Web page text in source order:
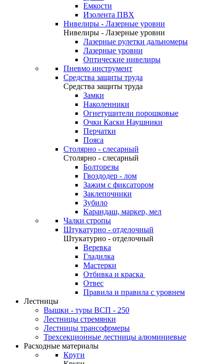
Емкости
Изолента ПВХ
Нивелиры - Лазерные уровни
Нивелиры - Лазерные уровни
Лазерные рулетки дальномеры
Лазерные уровни
Оптические нивелиры
Пневмо инструмент
Средства защиты труда
Средства защиты труда
Замки
Наколенники
Огнетушители порошковые
Очки Каски Наушники
Перчатки
Пояса
Столярно - слесарный
Столярно - слесарный
Болторезы
Гвоздодер - лом
Зажим с фиксатором
Заклепочники
Зубило
Карандаш, маркер, мел
Чалки стропы
Штукатурно - отделочный
Штукатурно - отделочный
Веревка
Гладилка
Мастерки
Отбивка и краска
Отвес
Правила и правила с уровнем
Лестницы
Вышки - туры ВСП - 250
Лестницы стремянки
Лестницы трансофрмеры
Трехсекционные лестницы алюминиевые
Расходные материалы
Круги